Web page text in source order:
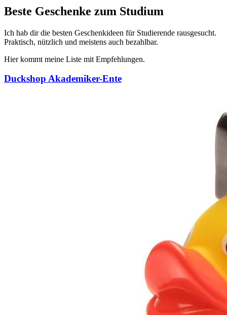
Beste Geschenke zum Studium
Ich hab dir die besten Geschenkideen für Studierende rausgesucht.
Praktisch, nützlich und meistens auch bezahlbar.
Hier kommt meine Liste mit Empfehlungen.
Duckshop Akademiker-Ente